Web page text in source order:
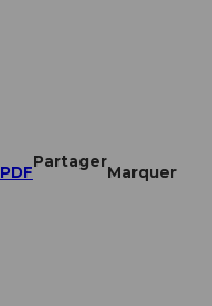
PDF
Partager
Marquer